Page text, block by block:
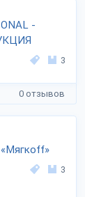
-
3
0 отзывов
3